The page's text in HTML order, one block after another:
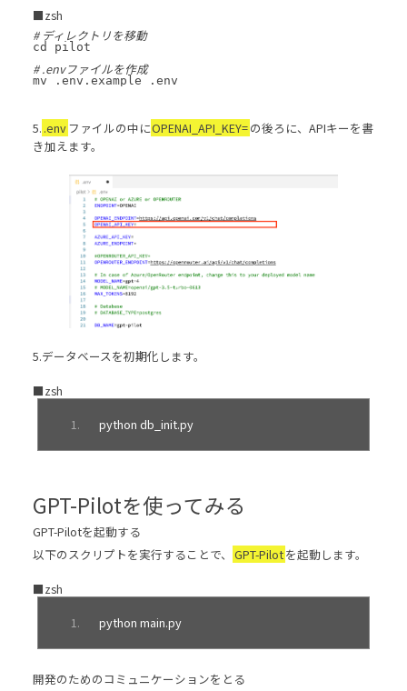
■zsh
# ディレクトリを移動
cd pilot
# .envファイルを作成
5. .envファイルの中にOPENAI_API_KEY=の後ろに、APIキーを書
き加えます。
5.データベースを初期化します。
■zsh
python db_init.py
GPT-Pilotを使ってみる
GPT-Pilotを起動する
以下のスクリプトを実行することで、 GPT-Pilotを起動します。
■zsh
python main.py
開発のためのコミュニケーションをとる